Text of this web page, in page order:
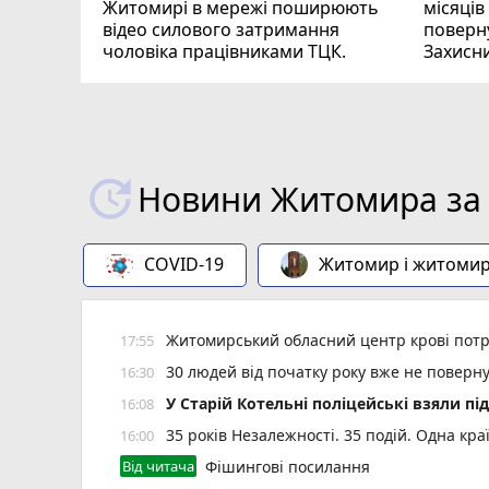
Житомирі в мережі поширюють
відео силового затримання
чоловіка працівниками ТЦК.
Новини Житомира за
COVID-19 Житомир і
17:55 Житомирський обласний центр крові
16:30 30 людей від початку року вже не
16:08 У Старій Котельні поліцейські взяли
16:00 35 років Незалежності. 35 подій. Одна
Від читача Фішингові посилання